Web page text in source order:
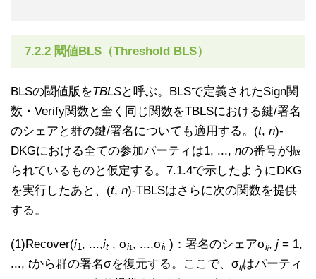
7.2.2 閾値BLS（Threshold BLS）
BLSの閾値版をTBLSと呼ぶ。BLSで定義されたSign関
数・Verify関数と全く同じ関数をTBLSにおける鍵/署名
のシェアと群の鍵/署名についても適用する。(t, n)-
DKGにおける全ての参加パーティは1, ..., nの番号が振
られているものと仮定する。7.1.4で示したようにDKG
を実行したあと、(t, n)-TBLSはさらに次の関数を提供
する。
(1)Recover(i1 , ...,it , σi1 , ...,σit )：署名のシェアσij, j = 1,
..., tから群の署名σを復元する。ここで、σijはパーティ